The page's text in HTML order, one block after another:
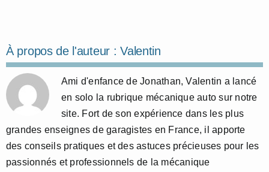
À propos de l'auteur :Valentin
Ami d'enfance de Jonathan, Valentin a lancé
en solo la rubrique mécanique auto sur notre
site. Fort de son expérience dans les plus
grandes enseignes de garagistes en France, il apporte
des conseils pratiques et des astuces précieuses pour les
passionnés et professionnels de la mécanique